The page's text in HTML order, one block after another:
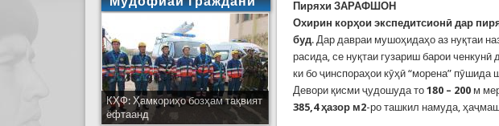
Пиряхи ЗАРАФШОН
Охирин корҳои экспедитсионӣ дар
буд. Дар давраи мушоҳидаҳо аз нуқтаи
расида, се нуқтаи гузариш барои
ки бо ҷинспораҳои кӯҳӣ “морена” пӯшида
Девори қисми ҷудошуда то180 – 200 м
385,4 ҳазор м2-ро ташкил намуда,
КҲФ: Ҳамкориҳо бозҳам тақвият
ёфтаанд